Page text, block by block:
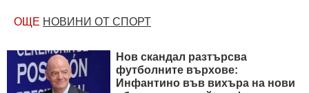
ОЩЕ НОВИНИ ОТ СПОРТ
Нов скандал разтърсва
футболните върхове:
Инфантино във вихъра на нови